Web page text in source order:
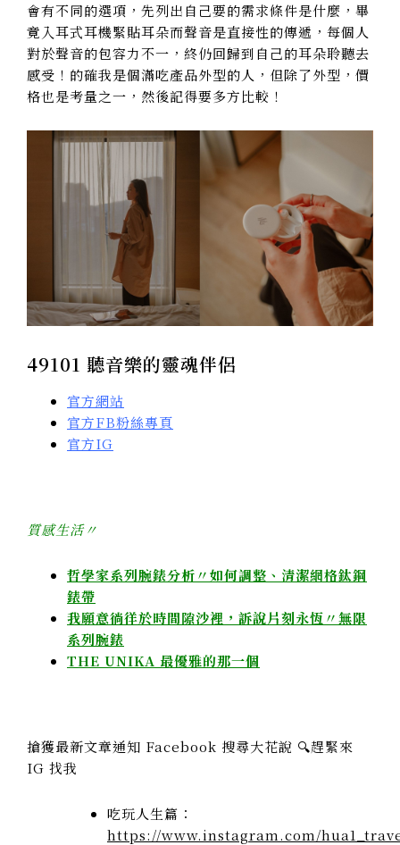
會有不同的選項，先列出自己要的需求條件是什麼，畢
竟入耳式耳機緊貼耳朵而聲音是直接性的傳遞，每個人
對於聲音的包容力不一，終仍回歸到自己的耳朵聆聽去
感受！的確我是個滿吃產品外型的人，但除了外型，價
格也是考量之一，然後記得要多方比較！
49101 聽音樂的靈魂伴侶
官方網站
官方FB粉絲專頁
官方IG
質感生活〃
哲學家系列腕錶分析〃如何調整、清潔網格鈦鋼
錶帶
我願意徜徉於時間隙沙裡，訴說片刻永恆〃無限
系列腕錶
THE UNIKA 最優雅的那一個
搶獲最新文章通知 Facebook 搜尋大花說 🔍趕緊來
IG 找我
吃玩人生篇：
https://www.instagram.com/